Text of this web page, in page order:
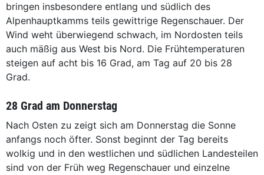
bringen insbesondere entlang und südlich des
Alpenhauptkamms teils gewittrige Regenschauer. Der
Wind weht überwiegend schwach, im Nordosten teils
auch mäßig aus West bis Nord. Die Frühtemperaturen
steigen auf acht bis 16 Grad, am Tag auf 20 bis 28
Grad.
28 Grad am Donnerstag
Nach Osten zu zeigt sich am Donnerstag die Sonne
anfangs noch öfter. Sonst beginnt der Tag bereits
wolkig und in den westlichen und südlichen Landesteilen
sind von der Früh weg Regenschauer und einzelne